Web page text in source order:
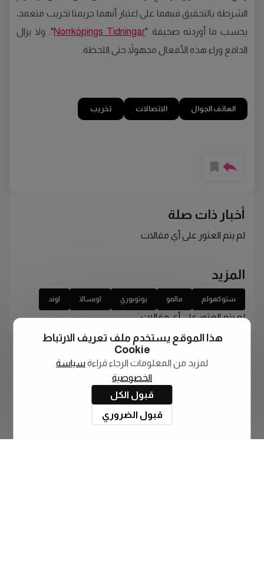
الشرطة بالتحقيق فيهما على اعتبار أنهما جريمتا تخريب متعمد،
بحسب ما أوردته صحيفة "Norrköpings Tidningar". ولا يزال
الدافع وراء هذه الأفعال مجهولاً حتى اللحظة.
الهاتف الجوال الاتصالات تخريب
أخبار ذات صلة
لم يتم العثور على أي مقالات
المزيد
ستوكهولم مالمو يوتوبوري اوبسالا لوند
لم يتم العثور على أي مقالات
هذا الموقع يستخدم ملف تعريف الارتباط
Cookie
لمزيد من المعلومات الرجاء قراءة سياسة
الخصوصية
قبول الكل
قبول الضروري